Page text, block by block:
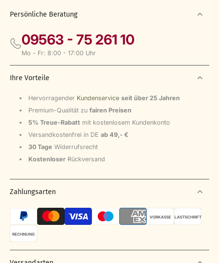
Persönliche Beratung
09563 - 75 261 10
Mo - Fr: 8:00 - 17:00 Uhr
Ihre Vorteile
Hervorragender Kundenservice seit über 25 Jahren
Premium-Qualität zu fairen Preisen
5% Treue-Rabatt mit kostenlosem Kundenkonto
Versandkostenfrei in DE ab 49,- €
30 Tage Widerrufsrecht
KostenloserRückversand
Zahlungsarten
VORKASSE LASTSCHRIFT
RECHNUNG